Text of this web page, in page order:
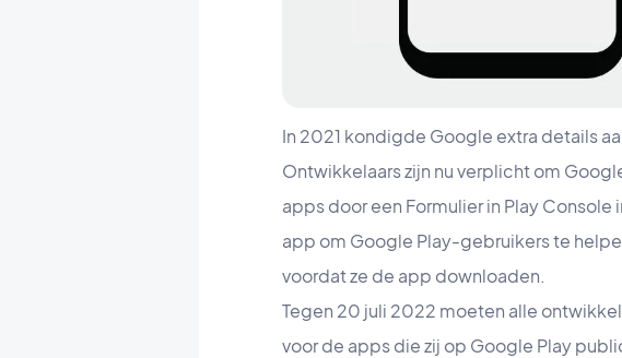
In 2021 kondigde Google extra details
Ontwikkelaars zijn nu verplicht om
apps door een Formulier in Play
app om Google Play-gebruikers te
voordat ze de app downloaden.
Tegen 20 juli 2022 moeten alle
voor de apps die zij op Google Play